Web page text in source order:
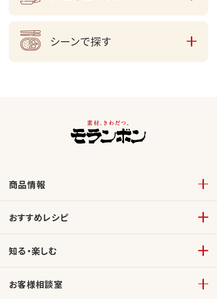
シーンで探す
商品情報
おすすめレシピ
知る・楽しむ
お客様相談室